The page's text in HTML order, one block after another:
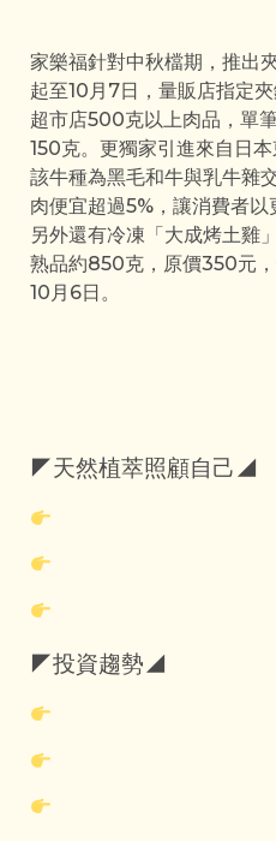
家樂福針對中秋檔期，推出
起至10月7日，量販店指定
超市店500克以上肉品，單
150克。更獨家引進來自日本
該牛種為黑毛和牛與乳牛雜
肉便宜超過5%，讓消費者以
另外還有冷凍「大成烤土雞
熟品約850克，原價350元
10月6日。
◤天然植萃照顧自己◢
◤投資趨勢◢